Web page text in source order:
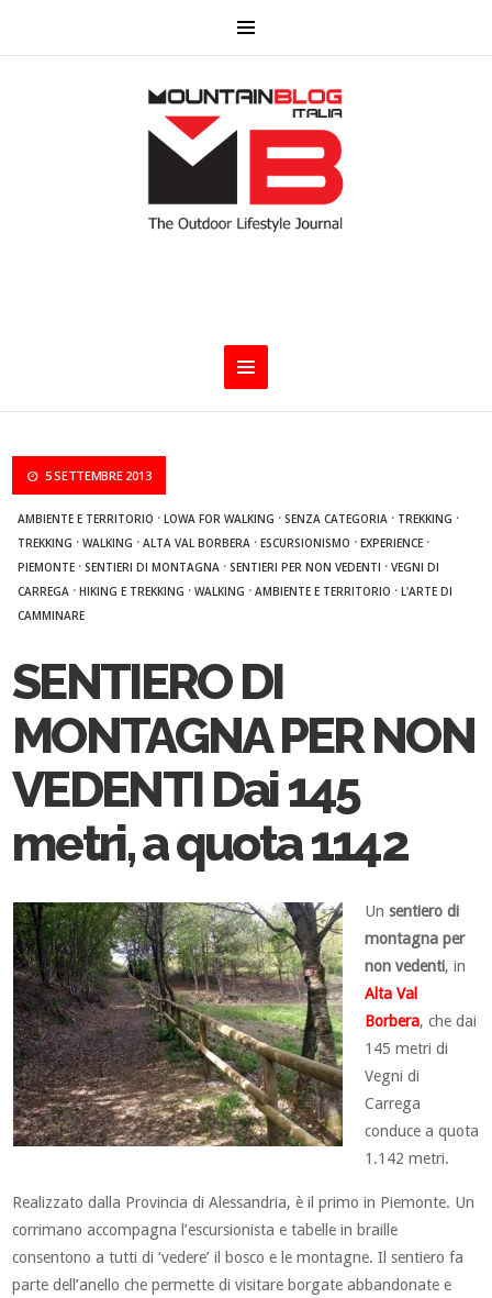
5 SETTEMBRE 2013
AMBIENTE E TERRITORIO ·LOWA FOR WALKING ·SENZA CATEGORIA · TREKKING ·
TREKKING ·WALKING ·ALTA VAL BORBERA ·ESCURSIONISMO ·EXPERIENCE ·
PIEMONTE ·SENTIERI DI MONTAGNA ·SENTIERI PER NON VEDENTI ·VEGNI DI
CARREGA ·HIKING E TREKKING ·WALKING ·AMBIENTE E TERRITORIO ·L'ARTE DI
CAMMINARE
SENTIERO DI
MONTAGNA PER NON
VEDENTI Dai 145
metri, a quota 1142
Unsentiero di
montagna per
non vedenti, in
Alta Val
Borbera, che dai
145 metri di
Vegni di
Carrega
conduce a quota
1.142 metri.
Realizzato dalla Provincia di Alessandria, è il primo in Piemonte. Un
corrimano accompagna l’escursionista e tabelle in braille
consentono a tutti di ‘vedere’ il bosco e le montagne. Il sentiero fa
parte dell’anello che permette di visitare borgate abbandonate e